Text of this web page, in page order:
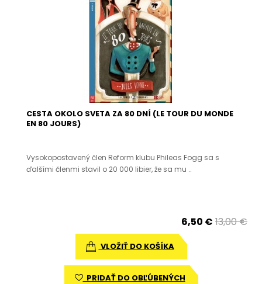
CESTA OKOLO SVETA ZA 80 DNÍ (LE TOUR DU MONDE
EN 80 JOURS)
Vysokopostavený člen Reform klubu Phileas Fogg sa s
ďalšími členmi stavil o 20 000 libier, že sa mu ..
6,50 € 13,00 €
VLOŽIŤ DO KOŠÍKA
PRIDAŤ DO OBĽÚBENÝCH